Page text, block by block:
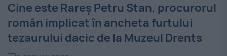
Cine este Rareș Petru Stan, procurorul
român implicat în ancheta furtului
tezaurului dacic de la Muzeul Drents